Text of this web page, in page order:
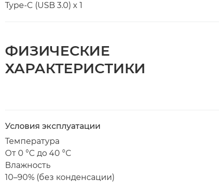
Type-C (USB 3.0) x 1
ФИЗИЧЕСКИЕ
ХАРАКТЕРИСТИКИ
Условия эксплуатации
Температура
От 0 °C до 40 °C
Влажность
10–90% (без конденсации)